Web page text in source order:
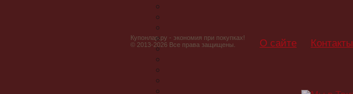
Купонлар.ру - экономия при покупках!
© 2013-2026 Все права защищены.
О сайте Контакты